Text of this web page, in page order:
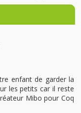
enfant de garder la
les petits car il reste
Mibo pour Coq